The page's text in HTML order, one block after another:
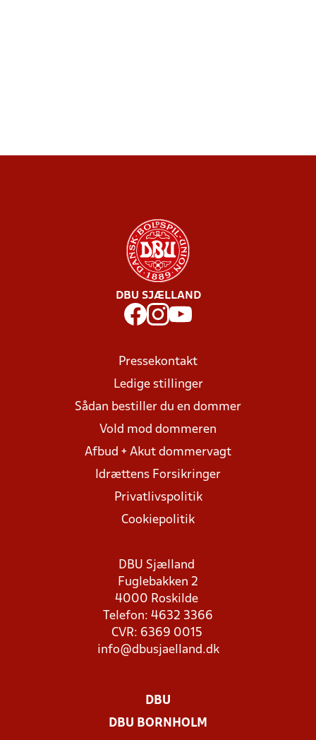
DBU SJÆLLAND
Pressekontakt
Ledige stillinger
Sådan bestiller du en dommer
Vold mod dommeren
Afbud + Akut dommervagt
Idrættens Forsikringer
Privatlivspolitik
Cookiepolitik
DBU Sjælland
Fuglebakken 2
4000 Roskilde
Telefon: 4632 3366
CVR: 6369 0015
info@dbusjaelland.dk
DBU
DBU BORNHOLM